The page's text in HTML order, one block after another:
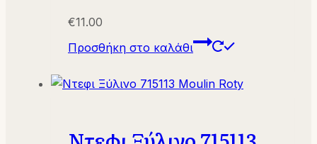
€11.00
Προσθήκη στο καλάθι